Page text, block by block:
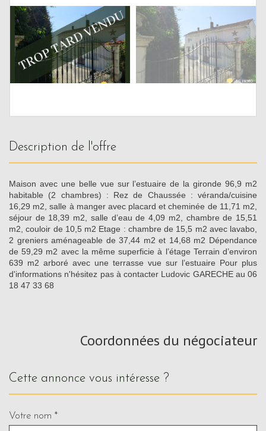
description de l'offre
Maison avec une belle vue sur l’estuaire de la gironde 96,9 m2
habitable (2 chambres) : Rez de Chaussée : véranda/cuisine
16,29 m2, salle à manger avec placard et cheminée de 11,71 m2,
séjour de 18,39 m2, salle d’eau de 4,09 m2, chambre de 15,51
m2, couloir de 10,5 m2 Etage : chambre de 15,5 m2 avec lavabo,
2 greniers aménageable de 37,44 m2 et 14,68 m2 Dépendance
de 59,29 m2 avec la même superficie à l’étage Terrain d’environ
639 m2 arboré avec une terrasse vue sur l’estuaire Pour plus
d'informations n'hésitez pas à contacter Ludovic GARECHE au 06
18 47 33 68
Coordonnées du négociateur
cette annonce vous intéresse ?
Votre nom *